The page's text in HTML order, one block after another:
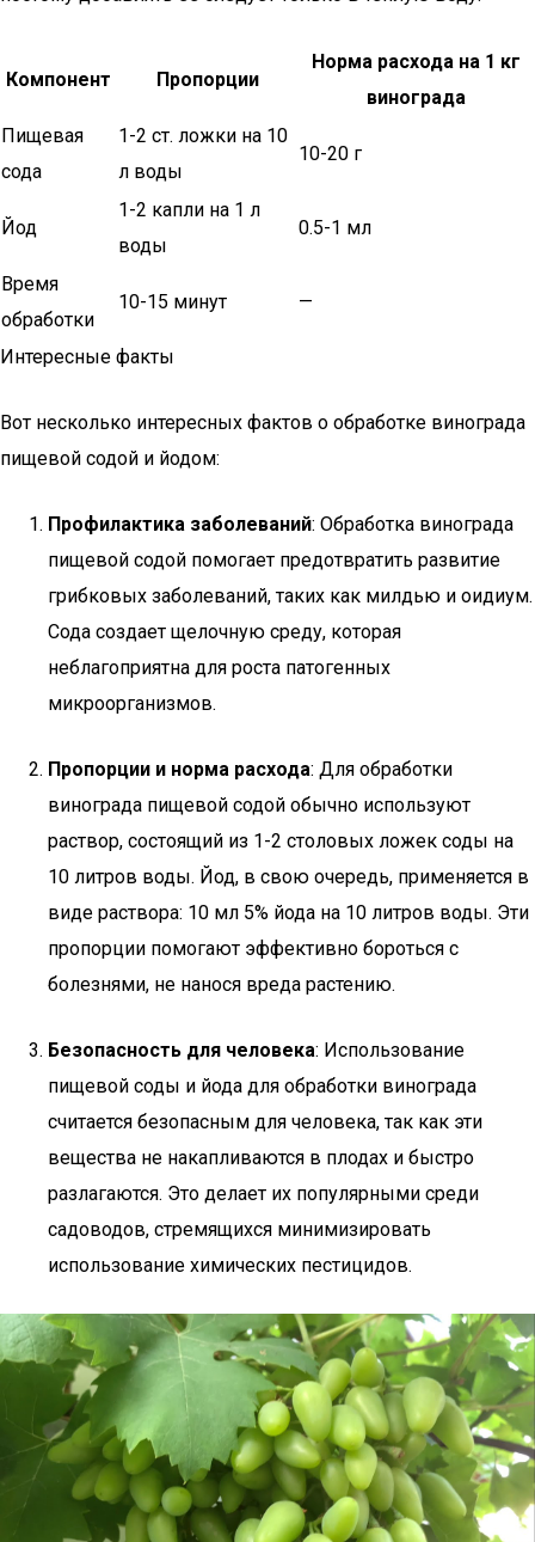
Компонент Пропорции
Норма расхода на 1 кг
винограда
Пищевая
сода
1-2 ст. ложки на 10
л воды
10-20 г
Йод
1-2 капли на 1 л
воды
0.5-1 мл
Время
обработки
10-15 минут —
Интересные факты
Вот несколько интересных фактов о обработке винограда
пищевой содой и йодом:
Профилактика заболеваний: Обработка винограда
пищевой содой помогает предотвратить развитие
грибковых заболеваний, таких как милдью и оидиум.
Сода создает щелочную среду, которая
неблагоприятна для роста патогенных
микроорганизмов.
Пропорции и норма расхода: Для обработки
винограда пищевой содой обычно используют
раствор, состоящий из 1-2 столовых ложек соды на
10 литров воды. Йод, в свою очередь, применяется в
виде раствора: 10 мл 5% йода на 10 литров воды. Эти
пропорции помогают эффективно бороться с
болезнями, не нанося вреда растению.
Безопасность для человека: Использование
пищевой соды и йода для обработки винограда
считается безопасным для человека, так как эти
вещества не накапливаются в плодах и быстро
разлагаются. Это делает их популярными среди
садоводов, стремящихся минимизировать
использование химических пестицидов.